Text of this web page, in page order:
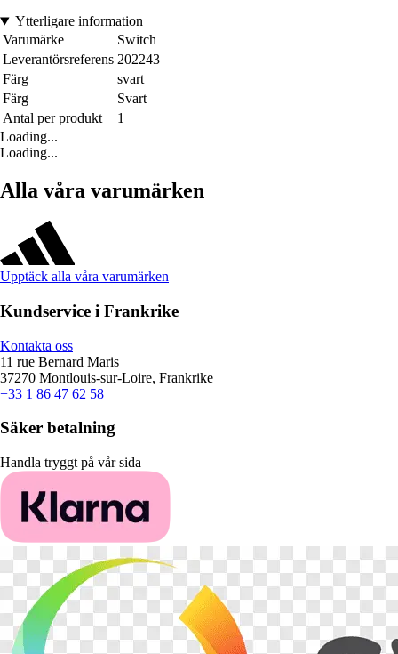
Ytterligare information
Varumärke
Switch
Leverantörsreferens 202243
Färg
svart
Färg
Svart
Antal per produkt
1
Loading...
Loading...
Alla våra varumärken
Upptäck alla våra varumärken
Kundservice i Frankrike
Kontakta oss
11 rue Bernard Maris
37270 Montlouis-sur-Loire, Frankrike
+33 1 86 47 62 58
Säker betalning
Handla tryggt på vår sida